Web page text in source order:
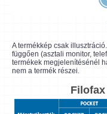
A termékkép csak
függően (asztali monitor,
termékek megjelenítésénél
nem a termék részei.